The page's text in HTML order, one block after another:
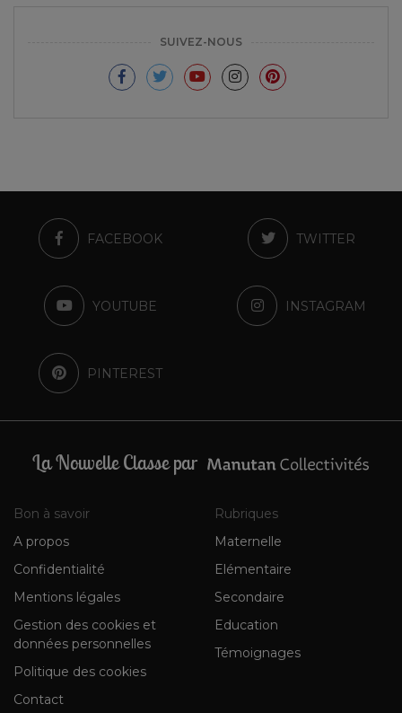
SUIVEZ-NOUS
FACEBOOK TWITTER
YOUTUBE INSTAGRAM
PINTEREST
La Nouvelle Classe par
Bon à savoir
A propos
Confidentialité
Mentions légales
Gestion des cookies et
données personnelles
Politique des cookies
Contact
Rubriques
Maternelle
Elémentaire
Secondaire
Education
Témoignages